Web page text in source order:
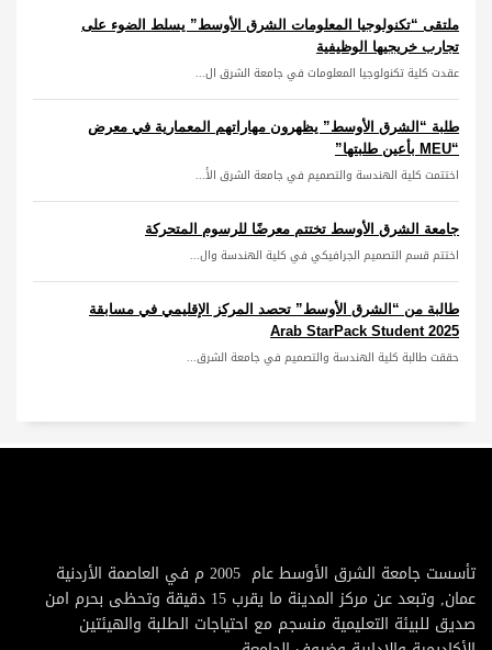
ملتقى “تكنولوجيا المعلومات الشرق الأوسط” يسلط الضوء على
تجارب خريجيها الوظيفية
عقدت كلية تكنولوجيا المعلومات في جامعة الشرق ال...
طلبة “الشرق الأوسط” يظهرون مهاراتهم المعمارية في معرض
“MEU بأعين طلبتها”
اختتمت كلية الهندسة والتصميم في جامعة الشرق الأ...
جامعة الشرق الأوسط تختتم معرضًا للرسوم المتحركة
اختتم قسم التصميم الجرافيكي في كلية الهندسة وال...
طالبة من “الشرق الأوسط” تحصد المركز الإقليمي في مسابقة
Arab StarPack Student 2025
حققت طالبة كلية الهندسة والتصميم في جامعة الشرق...
تأسست جامعة الشرق الأوسط عام 2005 م في العاصمة الأردنية
عمان, وتبعد عن مركز المدينة ما يقرب 15 دقيقة وتحظى بحرم امن
صديق للبيئة التعليمية منسجم مع احتياجات الطلبة والهيئتين